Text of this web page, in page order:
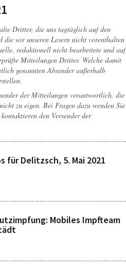
Dritter, die uns tagtäglich auf den
die wir unseren Lesern nicht vorenthalten
redaktionell nicht bearbeitete und auf
Mitteilungen Dritter. Welche damit
genannten Absender außerhalb
der Mitteilungen verantwortlich, die
zu eigen. Bei Fragen dazu wenden Sie
den Versender der
für Delitzsch, 5. Mai 2021
Mobiles Impfteam